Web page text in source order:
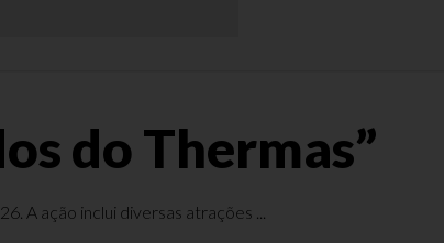
do Thermas”
A ação inclui diversas atrações ...